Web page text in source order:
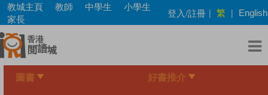
Skip
main
content
教城主頁 教師 中學生
小學生
家長
登入/註冊 | 繁 | English
圖書 好書推介